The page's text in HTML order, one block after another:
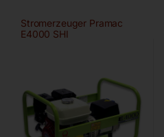
Stromerzeuger Pramac
E4000 SHI